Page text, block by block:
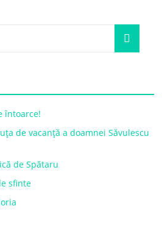
întoarce!
de vacanță a doamnei Săvulescu
de Spătaru
sfinte